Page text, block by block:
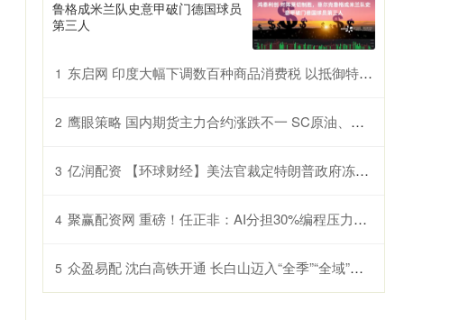
鲁格成米兰队史意甲破门德国球员
第三人
1 东启网 印度大幅下调数百种商品消费税 以抵御特朗普关税冲击
2 鹰眼策略 国内期货主力合约涨跌不一 SC原油、纸浆、淀粉、原木、棉花涨超1%
3 亿润配资 【环球财经】美法官裁定特朗普政府冻结哈佛大学经费违宪
4 聚赢配资网 重磅！任正非：AI分担30%编程压力，60%工程师转向创新战场
5 众盈易配 沈白高铁开通 长白山迈入“全季”“全域”旅游新阶段